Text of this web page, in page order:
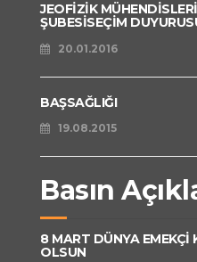
JEOFİZİK
ŞUBESİSEÇİM
20.01.2016
BAŞSAĞLIĞI
19.08.2015
Basın
8 MART DÜNYA EMEKÇİ
OLSUN